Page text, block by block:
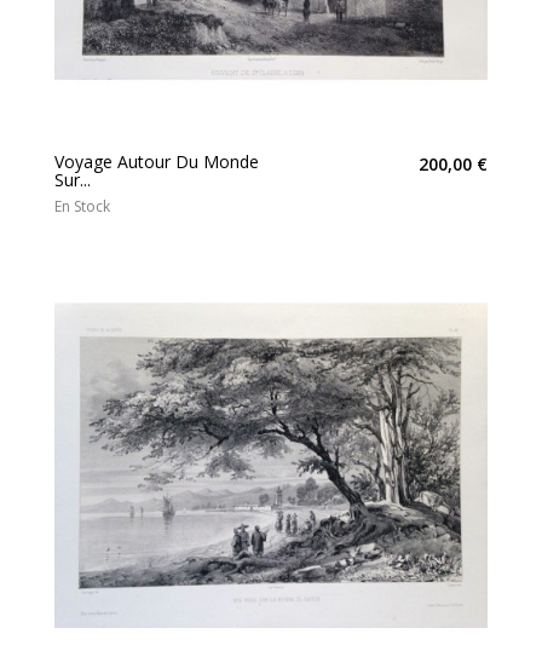
Voyage Autour Du Monde
Sur...
200,00 €
En Stock